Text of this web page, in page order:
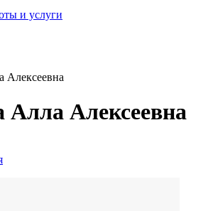
и услуги
Алексеевна
Алла Алексеевна